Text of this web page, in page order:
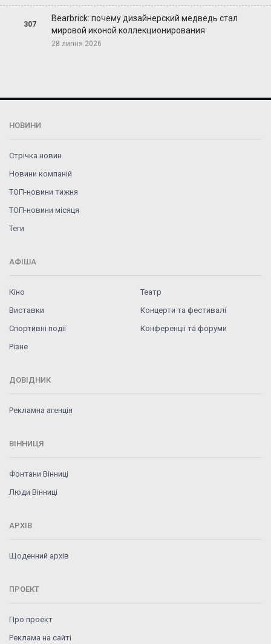
307
Bearbrick: почему дизайнерский медведь стал
мировой иконой коллекционирования
28 липня 2026
НОВИНИ
Стрічка новин
Новини компаній
ТОП-новини тижня
ТОП-новини місяця
Теги
АФІША
Кіно
Театр
Виставки
Концерти та фестивалі
Спортивні події
Конференції та форуми
Різне
ДОВІДНИК
Рекламна агенція
ВІННИЦЯ
Фонтани Вінниці
Люди Вінниці
АРХІВ
Щоденний архів
ПРОЕКТ
Про проект
Реклама на сайті